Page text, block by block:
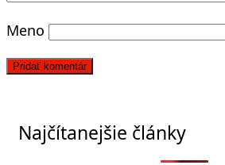
Meno
Najčítanejšie články